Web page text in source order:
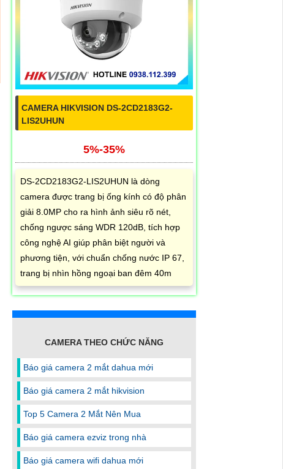
CAMERA HIKVISION DS-2CD2183G2-
LIS2UHUN
5%-35%
DS-2CD2183G2-LIS2UHUN là dòng
camera được trang bị ống kính có độ phân
giải 8.0MP cho ra hình ảnh siêu rõ nét,
chống ngược sáng WDR 120dB, tích hợp
công nghệ AI giúp phân biệt người và
phương tiện, với chuẩn chống nước IP 67,
trang bị nhìn hồng ngoại ban đêm 40m
CAMERA THEO CHỨC NĂNG
Báo giá camera 2 mắt dahua mới
Báo giá camera 2 mắt hikvision
Top 5 Camera 2 Mắt Nên Mua
Báo giá camera ezviz trong nhà
Báo giá camera wifi dahua mới